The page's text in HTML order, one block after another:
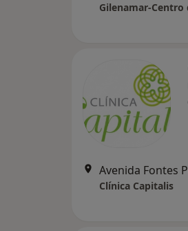
Gilenamar-Centro
Clínica Capitalis